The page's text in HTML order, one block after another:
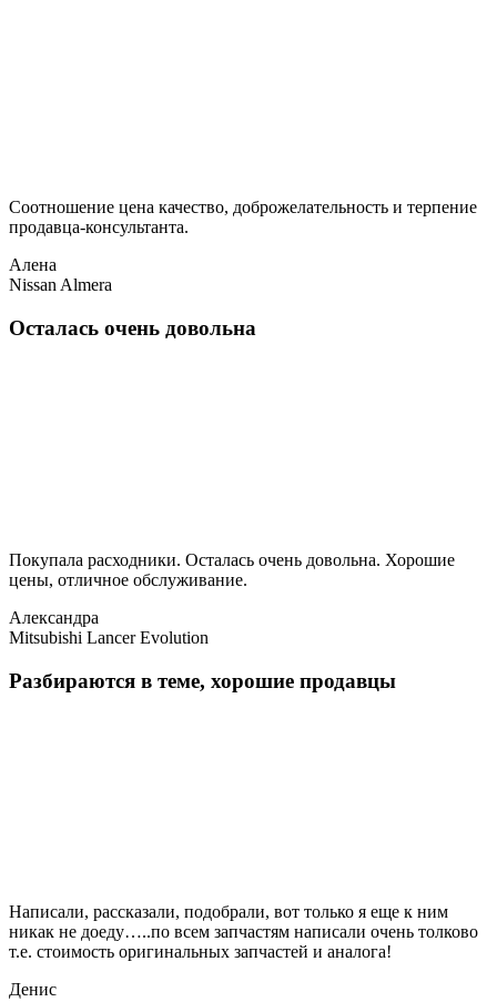
Соотношение цена качество, доброжелательность и терпение
продавца-консультанта.
Алена
Nissan Almera
Осталась очень довольна
Покупала расходники. Осталась очень довольна. Хорошие
цены, отличное обслуживание.
Александра
Mitsubishi Lancer Evolution
Разбираются в теме, хорошие продавцы
Написали, рассказали, подобрали, вот только я еще к ним
никак не доеду…..по всем запчастям написали очень толково
т.е. стоимость оригинальных запчастей и аналога!
Денис